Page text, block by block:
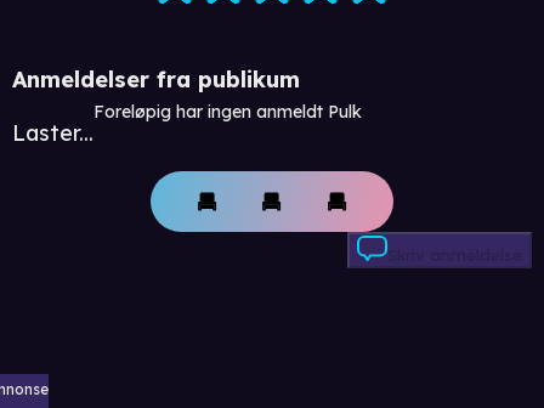
Anmeldelser fra publikum
Laster...
Foreløpig har ingen anmeldt Pulk
Skriv anmeldelse